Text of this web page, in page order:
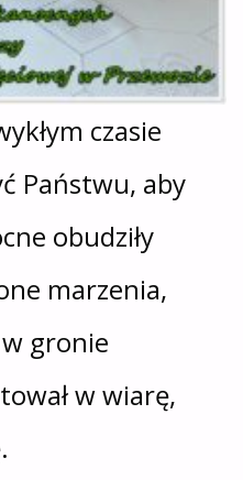
czasie
Państwu, aby
obudziły
marzenia,
gronie
w wiarę,